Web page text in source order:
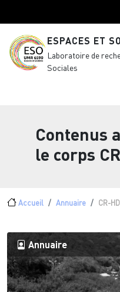
ESPACES ET
Laboratoire de
Sociales
Contenus
le corps
Fil d'Ariane
Accueil Annuaire CR-
Annuaire